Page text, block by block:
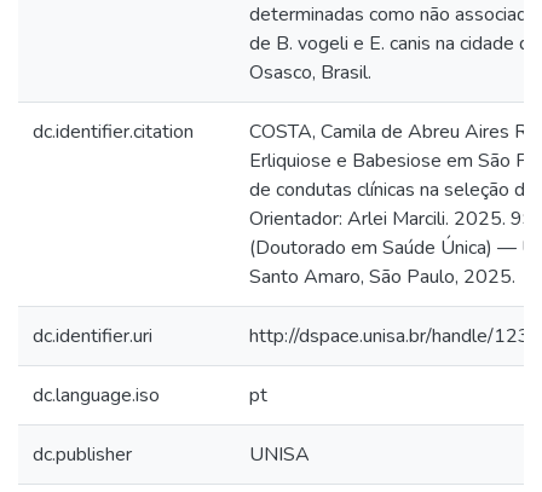
determinadas como não
de B. vogeli e E. canis na cidade
Osasco, Brasil.
dc.identifier.citation
COSTA, Camila de Abreu Aires
Erliquiose e Babesiose em São
de condutas clínicas na seleção
Orientador: Arlei Marcili. 2025. 99
(Doutorado em Saúde Única) —
Santo Amaro, São Paulo, 2025.
dc.identifier.uri http://dspace.unisa.br/handle/
dc.language.iso pt
dc.publisher UNISA